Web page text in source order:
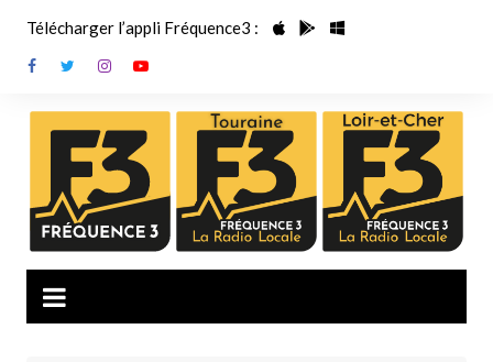
contenu
Télécharger l’appli Fréquence3 :